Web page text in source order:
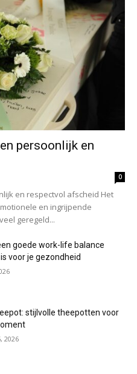
persoonlijk en
0
en respectvol afscheid Het
en ingrijpende
geregeld...
goede work-life balance
voor je gezondheid
stijlvolle theepotten voor
2026